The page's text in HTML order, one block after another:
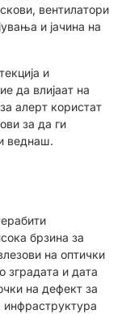
вентилатори
и јачина на
и
да влијаат на
алерт користат
за да ги
веднаш.
брзина за
на оптички
зградата и дата
на дефект за